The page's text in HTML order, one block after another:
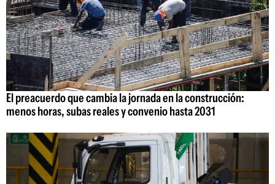
El preacuerdo que cambia la jornada en la construcción:
menos horas, subas reales y convenio hasta 2031